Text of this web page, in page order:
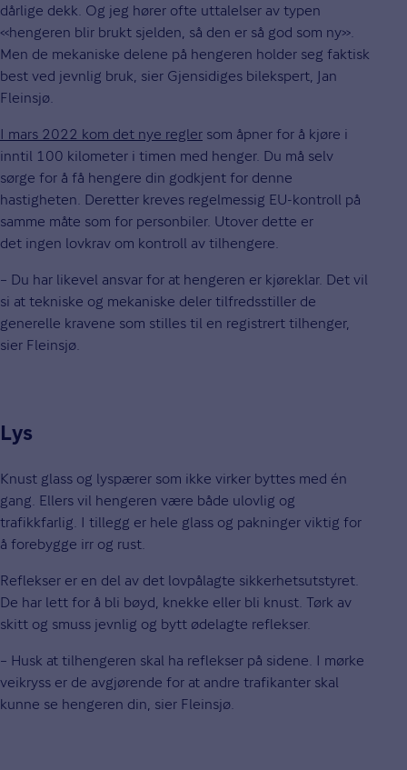
dårlige dekk. Og jeg hører ofte uttalelser av typen
«hengeren blir brukt sjelden, så den er så god som ny».
Men de mekaniske delene på hengeren holder seg faktisk
best ved jevnlig bruk, sier Gjensidiges bilekspert, Jan
Fleinsjø.
I mars 2022 kom det nye regler som åpner for å kjøre i
inntil 100 kilometer i timen med henger. Du må selv
sørge for å få hengere din godkjent for denne
hastigheten. Deretter kreves regelmessig EU-kontroll på
samme måte som for personbiler. Utover dette er
det ingen lovkrav om kontroll av tilhengere.
– Du har likevel ansvar for at hengeren er kjøreklar. Det vil
si at tekniske og mekaniske deler tilfredsstiller de
generelle kravene som stilles til en registrert tilhenger,
sier Fleinsjø.
Lys
Knust glass og lyspærer som ikke virker byttes med én
gang. Ellers vil hengeren være både ulovlig og
trafikkfarlig. I tillegg er hele glass og pakninger viktig for
å forebygge irr og rust.
Reflekser er en del av det lovpålagte sikkerhetsutstyret.
De har lett for å bli bøyd, knekke eller bli knust. Tørk av
skitt og smuss jevnlig og bytt ødelagte reflekser.
– Husk at tilhengeren skal ha reflekser på sidene. I mørke
veikryss er de avgjørende for at andre trafikanter skal
kunne se hengeren din, sier Fleinsjø.